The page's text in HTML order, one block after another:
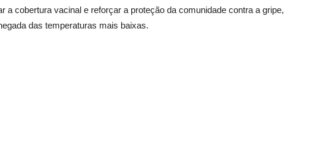
a cobertura vacinal e reforçar a proteção da comunidade contra a gripe,
das temperaturas mais baixas.